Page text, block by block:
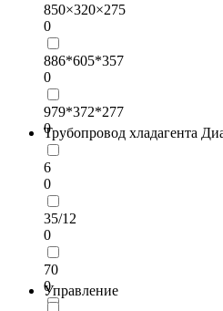
850×320×275
0
886*605*357
0
979*372*277
0
Трубопровод хладагента
6
0
35/12
0
70
0
Управление